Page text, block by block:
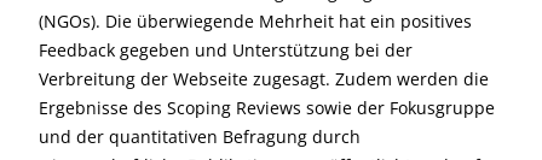
(NGOs). Die überwiegende Mehrheit hat ein positives
Feedback gegeben und Unterstützung bei der
Verbreitung der Webseite zugesagt. Zudem werden die
Ergebnisse des Scoping Reviews sowie der Fokusgruppe
und der quantitativen Befragung durch